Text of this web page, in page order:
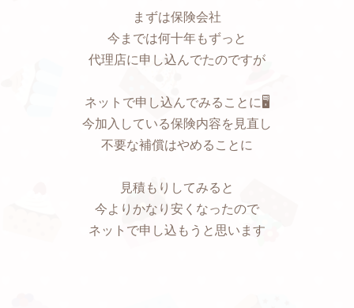
まずは保険会社
今までは何十年もずっと
代理店に申し込んでたのですが
ネットで申し込んでみることに🖥
今加入している保険内容を見直し
不要な補償はやめることに
見積もりしてみると
今よりかなり安くなったので
ネットで申し込もうと思います